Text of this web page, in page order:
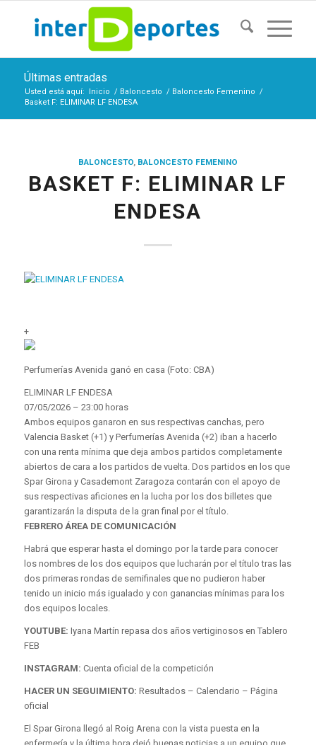
Últimas entradas
Usted está aquí: Inicio / Baloncesto / Baloncesto Femenino /
Basket F: ELIMINAR LF ENDESA
BALONCESTO, BALONCESTO FEMENINO
BASKET F: ELIMINAR LF
ENDESA
+
Perfumerías Avenida ganó en casa (Foto: CBA)
ELIMINAR LF ENDESA
07/05/2026 – 23:00 horas
Ambos equipos ganaron en sus respectivas canchas, pero
Valencia Basket (+1) y Perfumerías Avenida (+2) iban a hacerlo
con una renta mínima que deja ambos partidos completamente
abiertos de cara a los partidos de vuelta. Dos partidos en los que
Spar Girona y Casademont Zaragoza contarán con el apoyo de
sus respectivas aficiones en la lucha por los dos billetes que
garantizarán la disputa de la gran final por el título.
FEBRERO ÁREA DE COMUNICACIÓN
Habrá que esperar hasta el domingo por la tarde para conocer
los nombres de los dos equipos que lucharán por el título tras las
dos primeras rondas de semifinales que no pudieron haber
tenido un inicio más igualado y con ganancias mínimas para los
dos equipos locales.
YOUTUBE: Iyana Martín repasa dos años vertiginosos en Tablero
FEB
INSTAGRAM: Cuenta oficial de la competición
HACER UN SEGUIMIENTO: Resultados – Calendario – Página
oficial
El Spar Girona llegó al Roig Arena con la vista puesta en la